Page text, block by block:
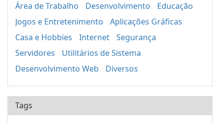
Área de Trabalho
Desenvolvimento
Educação
Jogos e Entretenimento
Aplicações Gráficas
Casa e Hobbies
Internet
Segurança
Servidores
Utilitários de Sistema
Desenvolvimento Web
Diversos
Tags